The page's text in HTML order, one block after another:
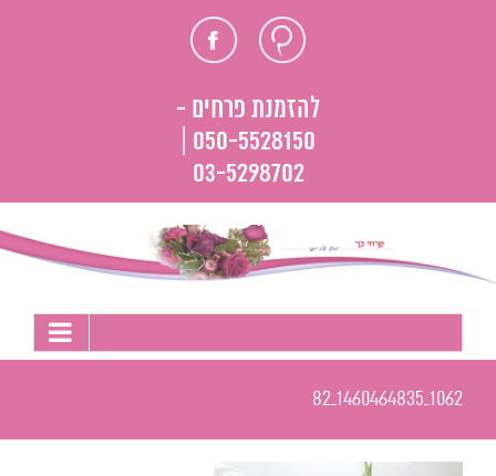
חוות פייסבוק
להזמנת פרחים -
050-5528150 |
03-5298702
1062_1460464835_82